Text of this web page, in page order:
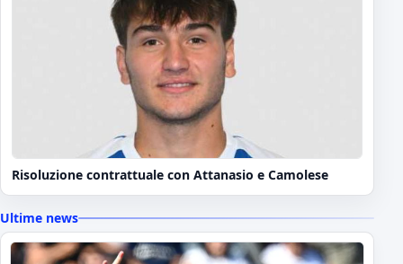
Risoluzione contrattuale con Attanasio e Camolese
Ultime news